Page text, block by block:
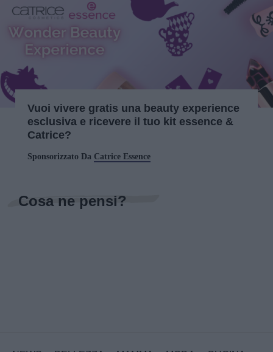
Vuoi vivere gratis una beauty experience
esclusiva e ricevere il tuo kit essence &
Catrice?
Sponsorizzato Da Catrice Essence
Cosa ne pensi?